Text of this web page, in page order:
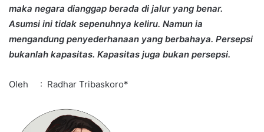
maka negara dianggap berada di jalur yang benar.
Asumsi ini tidak sepenuhnya keliru. Namun ia
mengandung penyederhanaan yang berbahaya. Persepsi
bukanlah kapasitas. Kapasitas juga bukan persepsi.
Oleh : Radhar Tribaskoro*